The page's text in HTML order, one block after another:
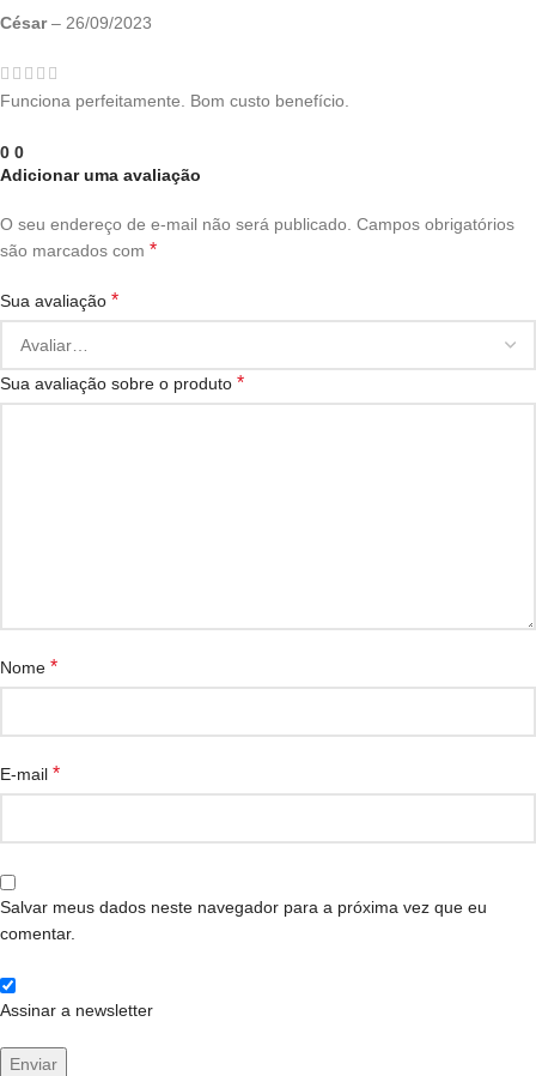
César– 26/09/2023
Funciona perfeitamente. Bom custo benefício.
0 0
Adicionar uma avaliação
O seu endereço de e-mail não será publicado. Campos obrigatórios
são marcados com *
Sua avaliação *
Sua avaliação sobre o produto *
Nome *
E-mail *
Salvar meus dados neste navegador para a próxima vez que eu
comentar.
Assinar a newsletter